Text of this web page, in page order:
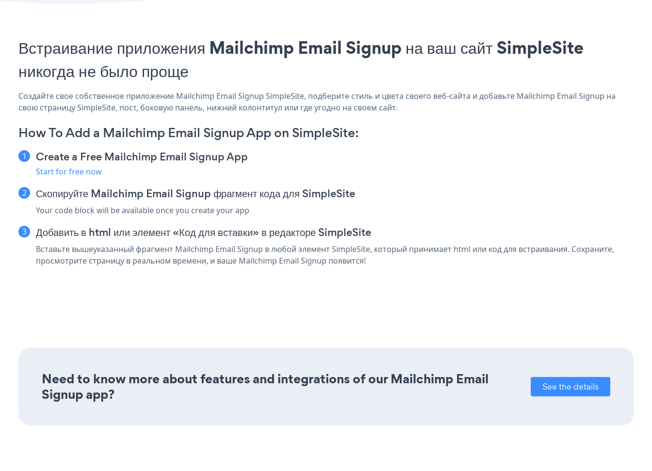
Встраивание приложения Mailchimp Email Signup на ваш сайт SimpleSite
никогда не было проще
Создайте свое собственное приложение Mailchimp Email Signup SimpleSite, подберите стиль и цвета своего веб-сайта и добавьте Mailchimp Email Signup на
свою страницу SimpleSite, пост, боковую панель, нижний колонтитул или где угодно на своем сайт.
How To Add a Mailchimp Email Signup App on SimpleSite:
Create a Free Mailchimp Email Signup App
Start for free now
Скопируйте Mailchimp Email Signup фрагмент кода для SimpleSite
Your code block will be available once you create your app
Добавить в html или элемент «Код для вставки» в редакторе SimpleSite
Вставьте вышеуказанный фрагмент Mailchimp Email Signup в любой элемент SimpleSite, который принимает html или код для встраивания. Сохраните,
просмотрите страницу в реальном времени, и ваше Mailchimp Email Signup появится!
Need to know more about features and integrations of our Mailchimp Email
Signup app?
See the details